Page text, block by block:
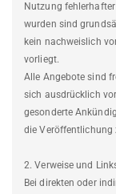
Nutzung
wurden sind
kein nachweislich
vorliegt.
Alle Angebote sind
sich ausdrücklich
gesonderte
die Veröffentlichung
2. Verweise und
Bei direkten oder